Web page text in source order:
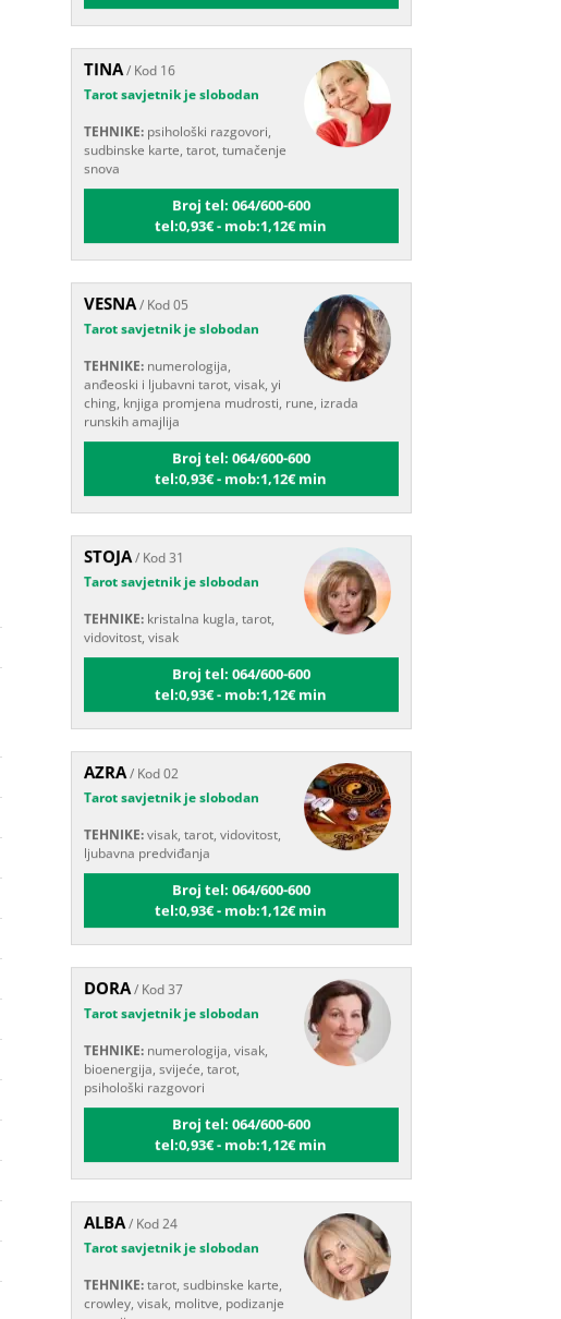
TINA/ Kod 16
Tarot savjetnik je slobodan
TEHNIKE:psihološki razgovori,
sudbinske karte, tarot, tumačenje
snova
tel:0,93€ - mob:1,12€ min
VESNA/ Kod 05
Tarot savjetnik je slobodan
TEHNIKE:numerologija,
anđeoski i ljubavni tarot, visak, yi
ching, knjiga promjena mudrosti, rune, izrada
runskih amajlija
Broj tel: 064/600-600
tel:0,93€ - mob:1,12€ min
STOJA/ Kod 31
Tarot savjetnik je slobodan
TEHNIKE:kristalna kugla, tarot,
vidovitost, visak
Broj tel: 064/600-600
tel:0,93€ - mob:1,12€ min
AZRA/ Kod 02
Tarot savjetnik je slobodan
TEHNIKE:visak, tarot, vidovitost,
ljubavna predviđanja
Broj tel: 064/600-600
tel:0,93€ - mob:1,12€ min
DORA/ Kod 37
Tarot savjetnik je slobodan
TEHNIKE:numerologija, visak,
bioenergija, svijeće, tarot,
psihološki razgovori
Broj tel: 064/600-600
tel:0,93€ - mob:1,12€ min
ALBA/ Kod 24
Tarot savjetnik je slobodan
TEHNIKE:tarot, sudbinske karte,
crowley, visak, molitve, podizanje
energije